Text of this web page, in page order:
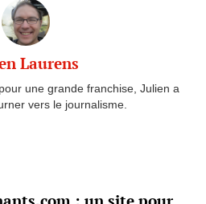
Laurens
une grande franchise, Julien a
vers le journalisme.